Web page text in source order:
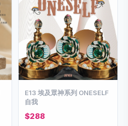
E13 埃及眾神系列 ONESELF
自我
$288